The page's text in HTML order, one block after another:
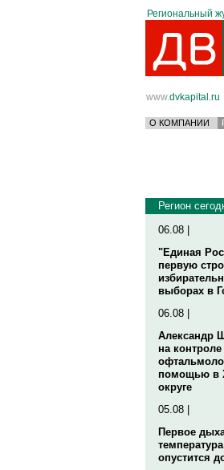
Региональный
www.dvkapital.ru
О КОМПАНИИ
Регион
06.08 |
"Единая
первую
выборах в
06.08 |
Александр
на
помощью в
округе
05.08 |
Первое
опустится